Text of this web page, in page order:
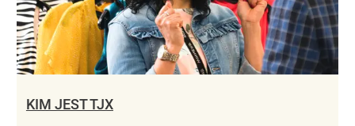
KIM JEST TJX